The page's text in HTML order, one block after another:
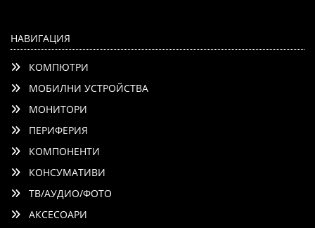
НАВИГАЦИЯ
КОМПЮТРИ
МОБИЛНИ УСТРОЙСТВА
МОНИТОРИ
ПЕРИФЕРИЯ
КОМПОНЕНТИ
КОНСУМАТИВИ
ТВ/АУДИО/ФОТО
АКСЕСОАРИ